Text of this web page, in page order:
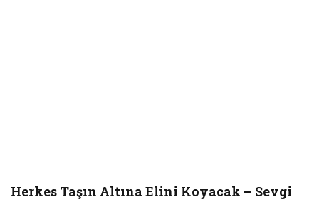
Herkes Taşın Altına Elini Koyacak – Sevgi